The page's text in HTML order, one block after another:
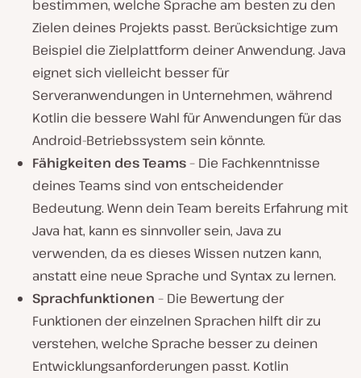
bestimmen, welche Sprache am besten zu den
Zielen deines Projekts passt. Berücksichtige zum
Beispiel die Zielplattform deiner Anwendung. Java
eignet sich vielleicht besser für
Serveranwendungen in Unternehmen, während
Kotlin die bessere Wahl für Anwendungen für das
Android-Betriebssystem sein könnte.
Fähigkeiten des Teams– Die Fachkenntnisse
deines Teams sind von entscheidender
Bedeutung. Wenn dein Team bereits Erfahrung mit
Java hat, kann es sinnvoller sein, Java zu
verwenden, da es dieses Wissen nutzen kann,
anstatt eine neue Sprache und Syntax zu lernen.
Sprachfunktionen – Die Bewertung der
Funktionen der einzelnen Sprachen hilft dir zu
verstehen, welche Sprache besser zu deinen
Entwicklungsanforderungen passt. Kotlin